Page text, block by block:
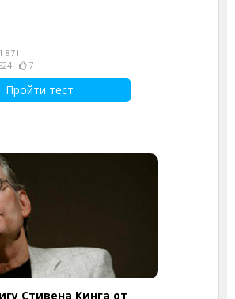
871
7
Пройти тест
Стивена Кинга от